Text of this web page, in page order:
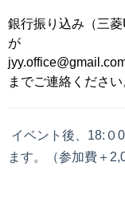
銀行振り込み（三
が
までご連絡ください
イベント後、 18:０
ます。（参加費＋